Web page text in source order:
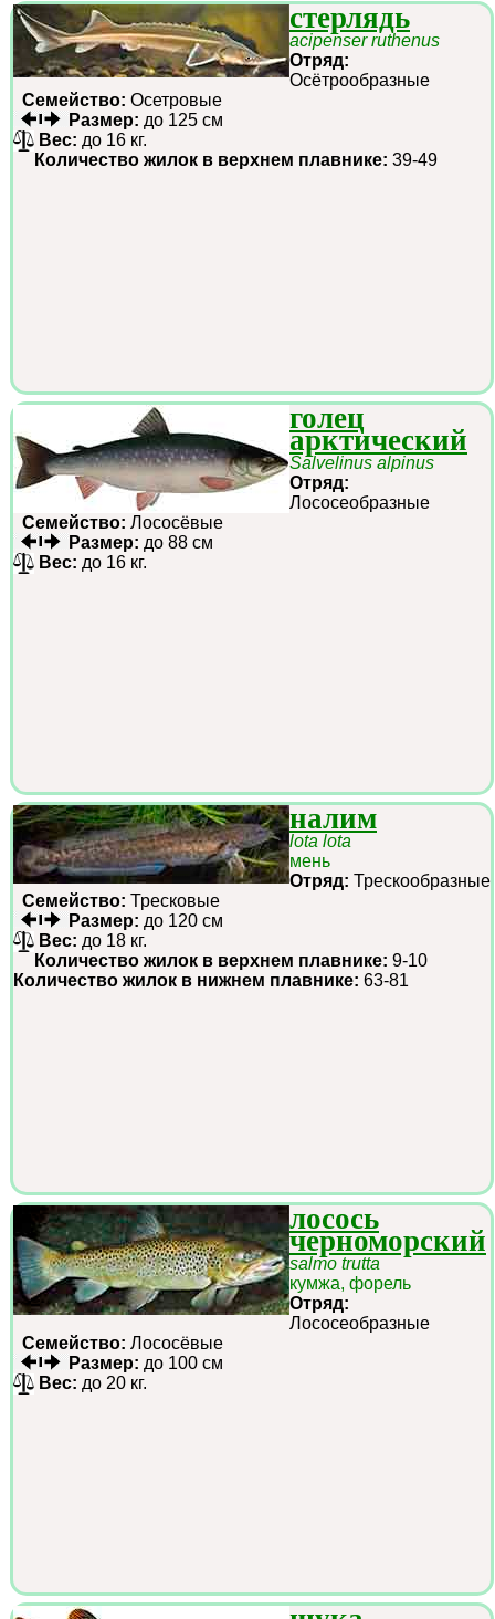
стерлядь
acipenser ruthenus
Отряд:
Осётрообразные
Семейство: Осетровые
Размер: до 125 см
Вес: до 16 кг.
Количество жилок в верхнем плавнике: 39-49
голец
арктический
Salvelinus alpinus
Отряд:
Лососеобразные
Семейство: Лососёвые
Размер: до 88 см
Вес: до 16 кг.
налим
lota lota
мень
Отряд: Трескообразные
Семейство: Тресковые
Размер: до 120 см
Вес: до 18 кг.
Количество жилок в верхнем плавнике: 9-10
Количество жилок в нижнем плавнике: 63-81
лосось
черноморский
salmo trutta
кумжа, форель
Отряд:
Лососеобразные
Семейство: Лососёвые
Размер: до 100 см
Вес: до 20 кг.